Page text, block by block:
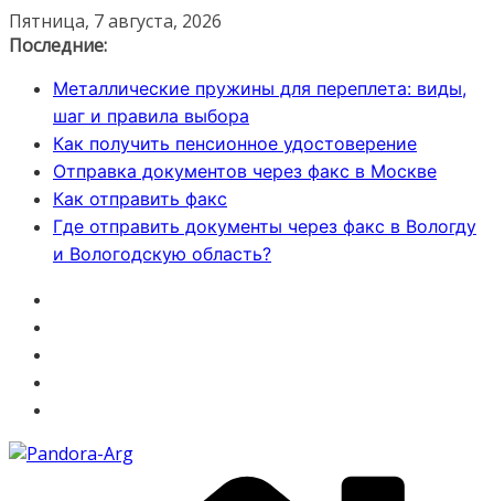
Перейти
к
Пятница, 7 августа, 2026
Последние:
Металлические пружины для переплета: виды,
шаг и правила выбора
Как получить пенсионное удостоверение
Отправка документов через факс в Москве
Как отправить факс
Где отправить документы через факс в Вологду
и Вологодскую область?